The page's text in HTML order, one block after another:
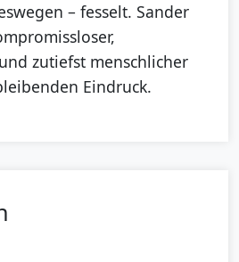
– fesselt. Sander
zutiefst menschlicher
Eindruck.